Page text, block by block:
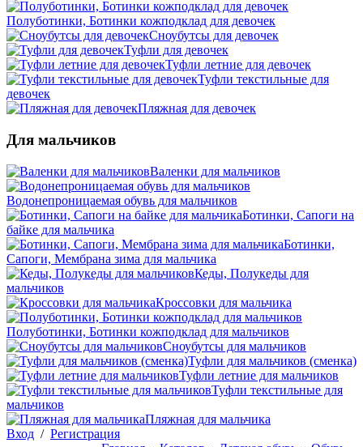
Полуботинки, Ботинки кожподклад для девочек
Сноубутсы для девочек
Туфли для девочек
Туфли летние для девочек
Туфли текстильные для
девочек
Пляжная для девочек
Для мальчиков
Валенки для мальчиков
Водонепроницаемая обувь для мальчиков
Ботинки, Сапоги на
байке для мальчика
Ботинки,
Сапоги, Мембрана зима для мальчика
Кеды, Полукеды для
мальчиков
Кроссовки для мальчика
Полуботинки, Ботинки кожподклад для мальчиков
Сноубутсы для мальчиков
Туфли для мальчиков (сменка)
Туфли летние для мальчиков
Туфли текстильные для
мальчиков
Пляжная для мальчика
Вход / Регистрация